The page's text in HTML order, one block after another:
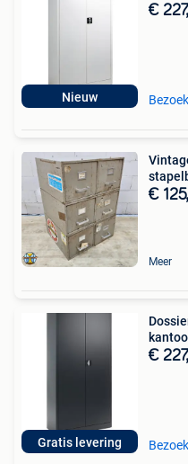
Nieuw
€
€
Meer
Gratis levering
€